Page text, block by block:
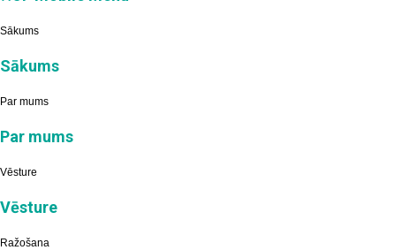
Sākums
Sākums
Par mums
Par mums
Vēsture
Vēsture
Ražošana